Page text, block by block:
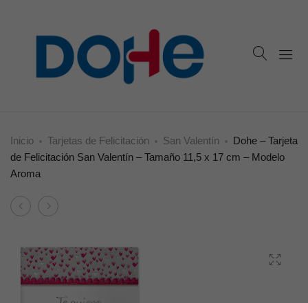
Inicio Tarjetas de Felicitación San Valentín
Dohe – Tarjeta
de Felicitación San Valentín – Tamaño 11,5 x 17 cm – Modelo
Aroma
Product
Dohe
Tarjeta
de
Felicitación
Dohe
Tarjeta
de
Felicitación